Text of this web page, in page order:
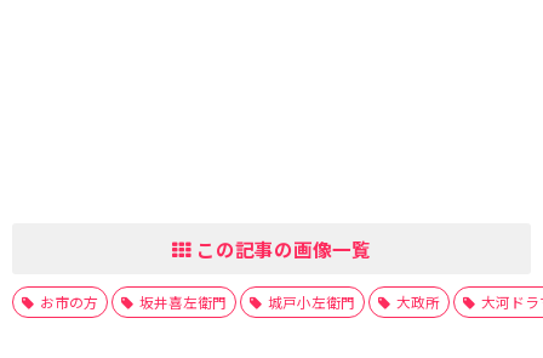
この記事の画像一覧
お市の方 坂井喜左衛門 城戸小左衛門 大政所 大河ドラ